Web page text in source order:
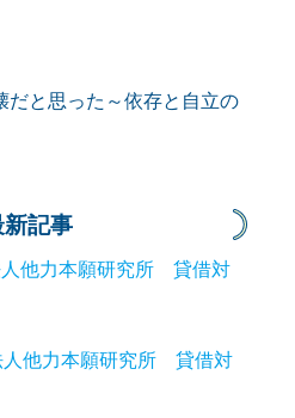
だと思った～依存と自立の
新記事
他力本願研究所 貸借対
他力本願研究所 貸借対